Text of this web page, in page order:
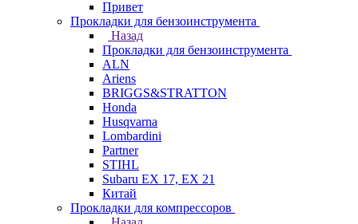
Привет
Прокладки для бензоинструмента
Назад
Прокладки для бензоинструмента
ALN
Ariens
BRIGGS&STRATTON
Honda
Husqvarna
Lombardini
Partner
STIHL
Subaru EX 17, EX 21
Китай
Прокладки для компрессоров